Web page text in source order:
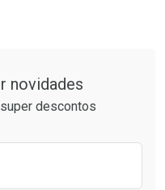
Por R$ 15,19/cada
novidades
descontos